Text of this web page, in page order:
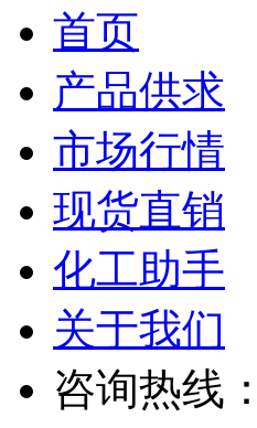
首页
产品供求
市场行情
现货直销
化工助手
关于我们
咨询热线：